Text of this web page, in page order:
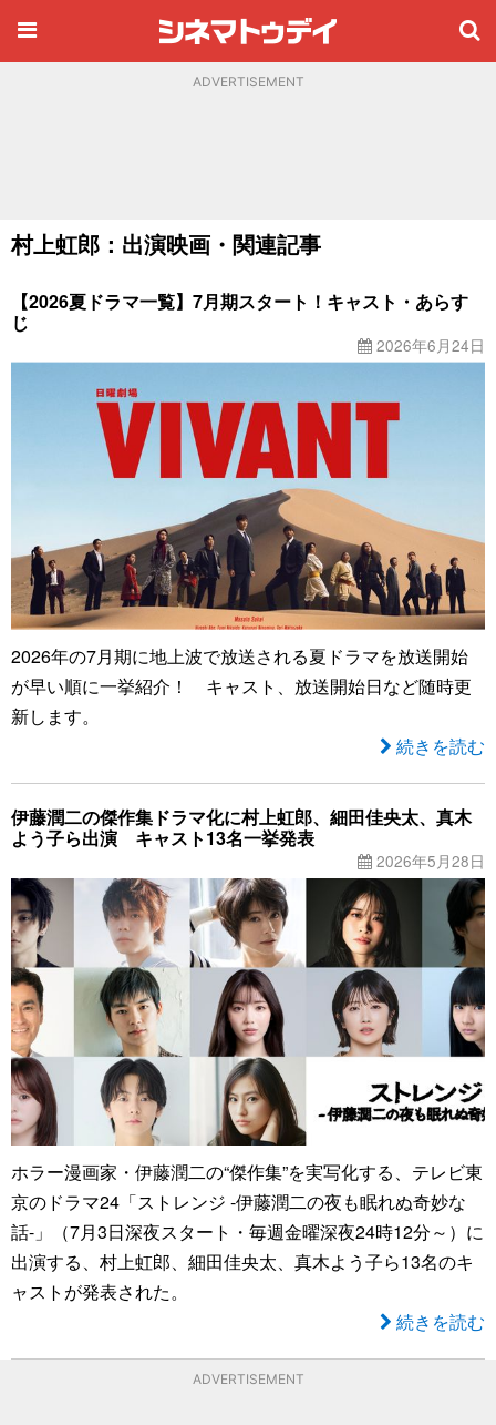
ADVERTISEMENT
村上虹郎：出演映画・関連記事
【2026夏ドラマ一覧】7月期スタート！キャスト・あらす
じ
2026年6月24日
2026年の7月期に地上波で放送される夏ドラマを放送開始
が早い順に一挙紹介！ キャスト、放送開始日など随時更
新します。
続きを読む
伊藤潤二の傑作集ドラマ化に村上虹郎、細田佳央太、真木
よう子ら出演 キャスト13名一挙発表
2026年5月28日
ホラー漫画家・伊藤潤二の“傑作集”を実写化する、テレビ東
京のドラマ24「ストレンジ -伊藤潤二の夜も眠れぬ奇妙な
話-」（7月3日深夜スタート・毎週金曜深夜24時12分～）に
出演する、村上虹郎、細田佳央太、真木よう子ら13名のキ
ャストが発表された。
続きを読む
ADVERTISEMENT